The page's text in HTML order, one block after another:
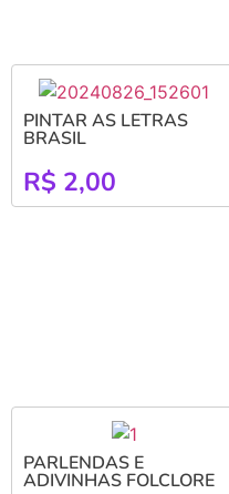
PINTAR AS LETRAS
BRASIL
R$ 2,00
PARLENDAS E
ADIVINHAS FOLCLORE